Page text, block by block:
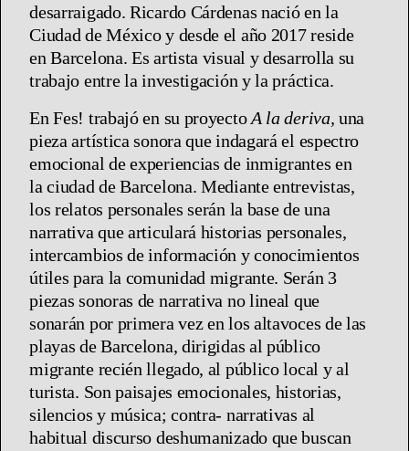
desarraigado. Ricardo Cárdenas nació en la
Ciudad de México y desde el año 2017 reside
en Barcelona. Es artista visual y desarrolla su
trabajo entre la investigación y la práctica.
En Fes! trabajó en su proyectoA la deriva,una
pieza artística sonora que indagará el espectro
emocional de experiencias de inmigrantes en
la ciudad de Barcelona. Mediante entrevistas,
los relatos personales serán la base de una
narrativa que articulará historias personales,
intercambios de información y conocimientos
útiles para la comunidad migrante. Serán 3
piezas sonoras de narrativa no lineal que
sonarán por primera vez en los altavoces de las
playas de Barcelona, dirigidas al público
migrante recién llegado, al público local y al
turista. Son paisajes emocionales, historias,
silencios y música; contra- narrativas al
habitual discurso deshumanizado que buscan